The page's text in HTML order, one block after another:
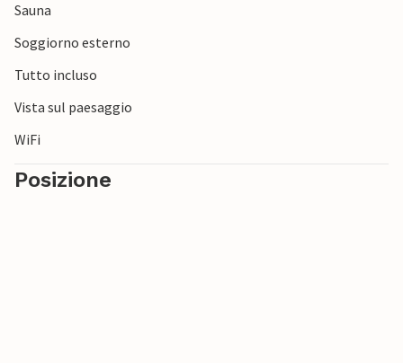
Sauna
Soggiorno esterno
Tutto incluso
Vista sul paesaggio
WiFi
Posizione